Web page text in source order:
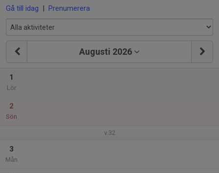
Gå till idag | Prenumerera
Augusti 2026
1
Lör
2
Sön
v.32
3
Mån